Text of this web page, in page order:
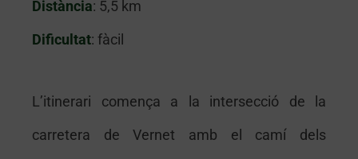
Distància: 5,5 km
Dificultat: fàcil
L’itinerari comença a la intersecció de la
carretera de Vernet amb el camí dels